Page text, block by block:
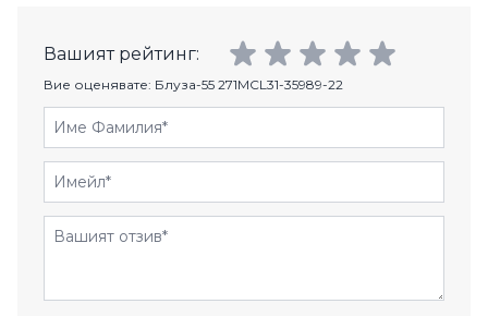
Вашият рейтинг:
Вие оценявате: Блуза-55 271MCL31-35989-22
Име Фамилия
Имейл
Отзиви